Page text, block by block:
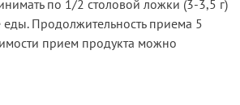
по 1/2 столовой ложки (3-3,5 г)
еды. Продолжительность приема 5
прием продукта можно